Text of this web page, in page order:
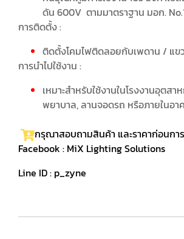
ดัน 600V ตามมาตราฐาน มอก.
การติดตั้ง :
ติดตั้งโคมไฟติดลอยกับเพดาน / แข
การนำไปใช้งาน :
เหมาะสำหรับใช้งานในโรงงานอุตสา
พยาบาล, ลานจอดรถ หรือภายในอา
กรุณาสอบถามสินค้า และราคาก่อนกา
Facebook : MiX Lighting Solutions
Line ID : p_zyne